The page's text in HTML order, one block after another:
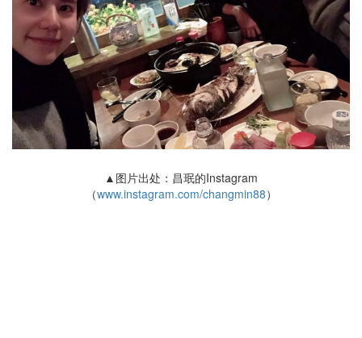
▲图片出处：昌珉的Instagram
（www.instagram.com/changmin88）